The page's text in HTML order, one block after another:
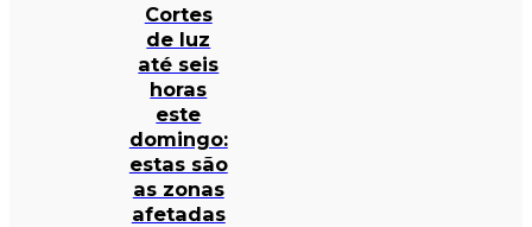
Cortes
de luz
até seis
horas
este
domingo:
estas são
as zonas
afetadas